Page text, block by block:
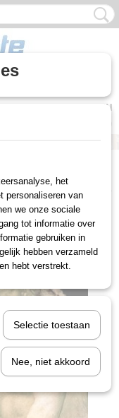
UW WINKELWAGEN
het
personaliseren van
we onze sociale
tot informatie over
gebruiken in
hebben verzameld
hebt verstrekt.
Selectie toestaan
Nee, niet akkoord